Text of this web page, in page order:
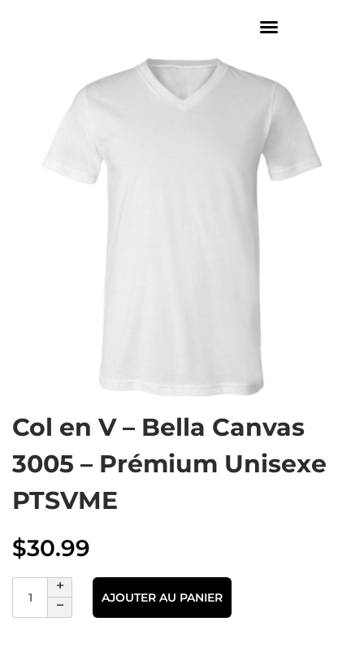
Col en V – Bella Canvas
3005 – Prémium Unisexe
PTSVME
$30.99
AJOUTER AU PANIER